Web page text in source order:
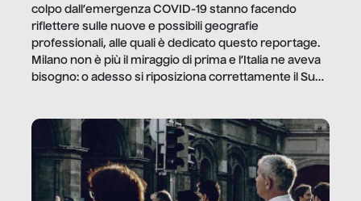
colpo dall’emergenza COVID-19 stanno facendo
riflettere sulle nuove e possibili geografie
professionali, alle quali è dedicato questo reportage.
Milano non è più il miraggio di prima e l’Italia ne aveva
bisogno: o adesso si riposiziona correttamente il Sud